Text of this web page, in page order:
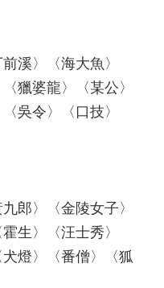
溪〉〈海大魚〉
獵婆龍〉〈某公〉
吳令〉〈口技〉
郎〉〈金陵女子〉
生〉〈汪士秀〉
燈〉〈番僧〉〈狐